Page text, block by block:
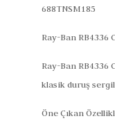
688TNSM185
Ray-Ban RB4336
Ray-Ban
klasik duruş
Öne Çıkan